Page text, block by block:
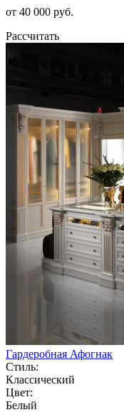
от 40 000 руб.
Рассчитать
Гардеробная Афогнак
Стиль:
Классический
Цвет:
Белый